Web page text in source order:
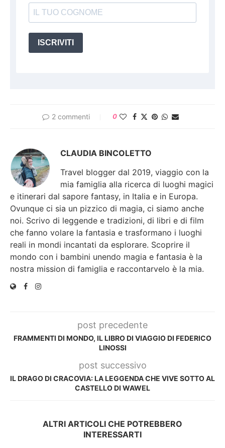
ISCRIVITI
2 commenti 0
CLAUDIA BINCOLETTO
Travel blogger dal 2019, viaggio con la
mia famiglia alla ricerca di luoghi magici
e itinerari dal sapore fantasy, in Italia e in Europa.
Ovunque ci sia un pizzico di magia, ci siamo anche
noi. Scrivo di leggende e tradizioni, di libri e di film
che fanno volare la fantasia e trasformano i luoghi
reali in mondi incantati da esplorare. Scoprire il
mondo con i bambini unendo magia e fantasia è la
nostra mission di famiglia e raccontarvelo è la mia.
post precedente
FRAMMENTI DI MONDO, IL LIBRO DI VIAGGIO DI FEDERICO
LINOSSI
post successivo
IL DRAGO DI CRACOVIA: LA LEGGENDA CHE VIVE SOTTO AL
CASTELLO DI WAWEL
ALTRI ARTICOLI CHE POTREBBERO
INTERESSARTI